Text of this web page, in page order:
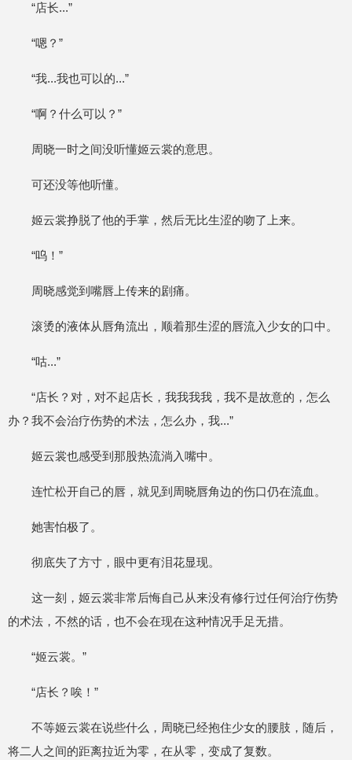
“店长...”
“嗯？”
“我...我也可以的...”
“啊？什么可以？”
周晓一时之间没听懂姬云裳的意思。
可还没等他听懂。
姬云裳挣脱了他的手掌，然后无比生涩的吻了上来。
“呜！”
周晓感觉到嘴唇上传来的剧痛。
滚烫的液体从唇角流出，顺着那生涩的唇流入少女的口中。
“咕...”
“店长？对，对不起店长，我我我我，我不是故意的，怎么
办？我不会治疗伤势的术法，怎么办，我...”
姬云裳也感受到那股热流淌入嘴中。
连忙松开自己的唇，就见到周晓唇角边的伤口仍在流血。
她害怕极了。
彻底失了方寸，眼中更有泪花显现。
这一刻，姬云裳非常后悔自己从来没有修行过任何治疗伤势
的术法，不然的话，也不会在现在这种情况手足无措。
“姬云裳。”
“店长？唉！”
不等姬云裳在说些什么，周晓已经抱住少女的腰肢，随后，
将二人之间的距离拉近为零，在从零，变成了复数。